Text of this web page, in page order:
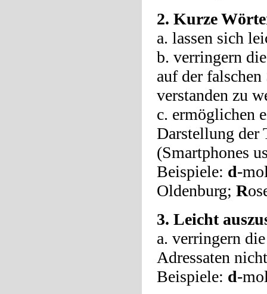
2. Kurze
a. lassen sich
b. verringern
auf der
verstanden zu
c. ermöglichen
Darstellung der
(Smartphones
Beispiele: d-
Oldenburg; R
3. Leicht
a. verringern
Adressaten
Beispiele: d-